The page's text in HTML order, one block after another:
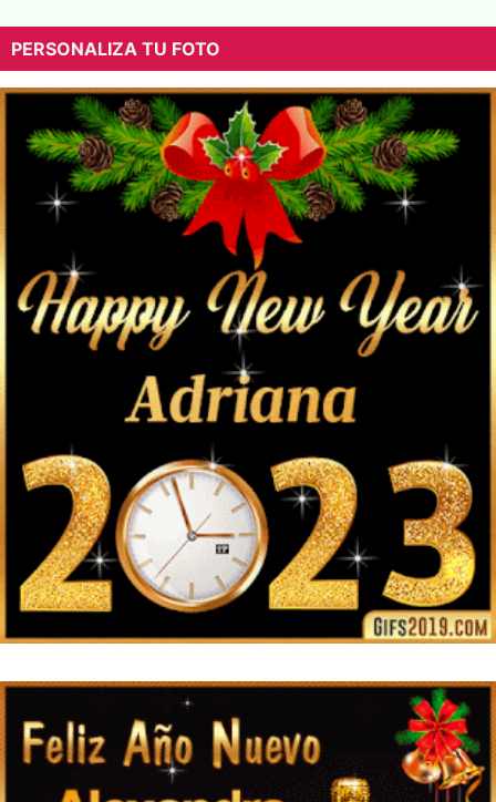
PERSONALIZA TU FOTO